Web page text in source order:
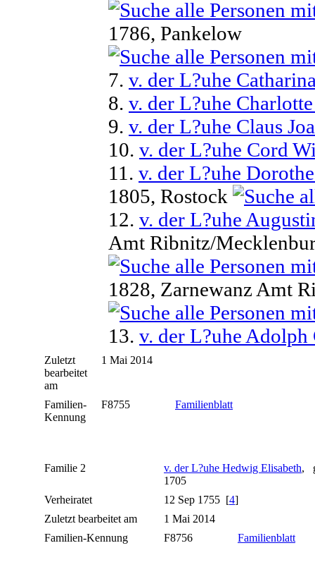
1786, Pankelow
7. v. der L?uhe
8. v. der L?uhe
9. v. der L?uhe Claus
10. v. der L?uhe Cord
11. v. der L?uhe
1805, Rostock
12. v. der L?uhe
Amt Ribnitz/
1828, Zarnewanz Amt
13. v. der L?uhe Adolph
Zuletzt
bearbeitet
am
1 Mai 2014
Familien-
Kennung
F8755 Familienblatt
Familie 2 v. der L?uhe Hedwig Elisabeth,
1705
Verheiratet
12 Sep 1755 [4]
Zuletzt bearbeitet am
1 Mai 2014
Familien-Kennung
F8756 Familienblatt